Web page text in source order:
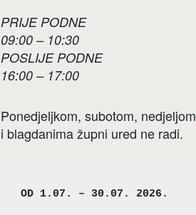
PRIJE PODNE
09:00 – 10:30
POSLIJE PODNE
16:00 – 17:00
Ponedjeljkom, subotom, nedjeljom
i blagdanima župni ured ne radi.
OD 1.07. – 30.07. 2026.